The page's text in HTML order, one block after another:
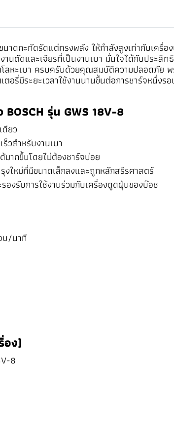
นาดกะทัดรัดแต่ทรงพลัง ให้กำลังสูงเท่ากับเค
นตัดและเจียรที่เป็นงานเบา มั่นใจได้กับประสิท
ลหะเบา ครบครันด้วยคุณสมบัติความปลอดภัย
อรี่มีระยะเวลาใช้งานนานขึ้นต่อการชาร์จหนึ่ง
รุ่น GWS 18V-8
ยว
วสำหรับงานเบา
มากขึ้นโดยไม่ต้องชาร์จบ่อย
ใหม่ที่มีขนาดเล็กลงและถูกหลักสรีรศาสตร์
งรับการใช้งานร่วมกับเครื่องดูดฝุ่นของบ๊อช
บ/นาที
อง)
8